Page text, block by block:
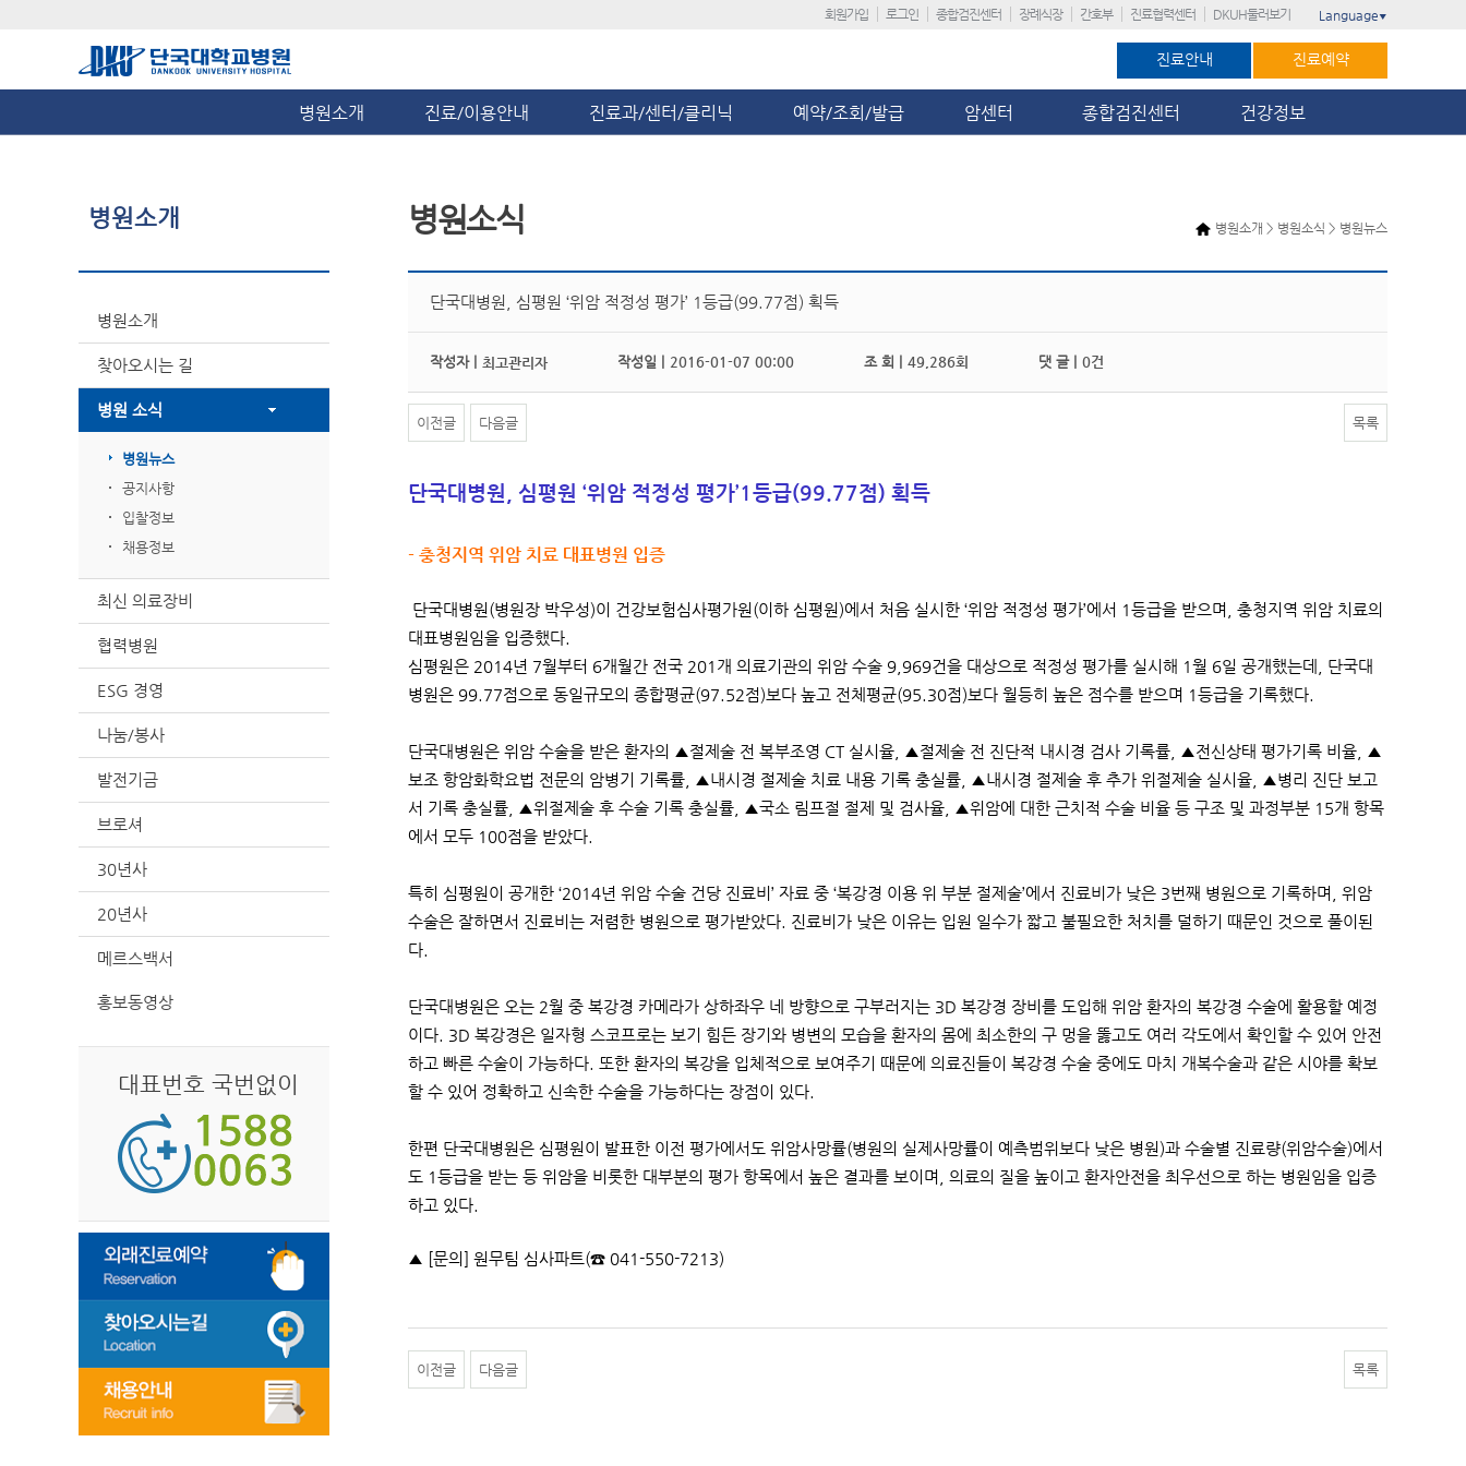
회원가입 로그인 종합검진센터 장례식장 간호부 진료협력센터 DKUH둘러보기 Language ▼
진료안내 진료예약
병원소개 진료/이용안내 진료과/센터/클리닉 예약/조회/발급 암센터 종합검진센터 건강정보
병원소개
병원소개
찾아오시는 길
병원 소식
병원뉴스
공지사항
입찰정보
채용정보
최신 의료장비
협력병원
ESG 경영
나눔/봉사
발전기금
브로셔
30년사
20년사
메르스백서
홍보동영상
대표번호 국번없이
병원소개 > 병원소식 > 병원뉴스
병원소식
단국대병원, 심평원 ‘위암 적정성 평가’ 1등급(99.77점) 획득
작성자 | 최고관리자 작성일 | 2016-01-07 00:00 조 회 | 49,286회 댓 글 | 0건
이전글 다음글 목록
단국대병원, 심평원 ‘위암 적정성 평가’1등급(99.77점) 획득
- 충청지역 위암 치료 대표병원 입증
단국대병원(병원장 박우성)이 건강보험심사평가원(이하 심평원)에서 처음 실시한 ‘위암 적정성 평가’에서 1등급을 받으며, 충청지역 위암 치료의
대표병원임을 입증했다.
심평원은 2014년 7월부터 6개월간 전국 201개 의료기관의 위암 수술 9,969건을 대상으로 적정성 평가를 실시해 1월 6일 공개했는데, 단국대
병원은 99.77점으로 동일규모의 종합평균(97.52점)보다 높고 전체평균(95.30점)보다 월등히 높은 점수를 받으며 1등급을 기록했다.
단국대병원은 위암 수술을 받은 환자의 ▲절제술 전 복부조영 CT 실시율, ▲절제술 전 진단적 내시경 검사 기록률, ▲전신상태 평가기록 비율, ▲
보조 항암화학요법 전문의 암병기 기록률, ▲내시경 절제술 치료 내용 기록 충실률, ▲내시경 절제술 후 추가 위절제술 실시율, ▲병리 진단 보고
서 기록 충실률, ▲위절제술 후 수술 기록 충실률, ▲국소 림프절 절제 및 검사율, ▲위암에 대한 근치적 수술 비율 등 구조 및 과정부분 15개 항목
에서 모두 100점을 받았다.
특히 심평원이 공개한 ‘2014년 위암 수술 건당 진료비’ 자료 중 ‘복강경 이용 위 부분 절제술’에서 진료비가 낮은 3번째 병원으로 기록하며, 위암
수술은 잘하면서 진료비는 저렴한 병원으로 평가받았다. 진료비가 낮은 이유는 입원 일수가 짧고 불필요한 처치를 덜하기 때문인 것으로 풀이된
다.
단국대병원은 오는 2월 중 복강경 카메라가 상하좌우 네 방향으로 구부러지는 3D 복강경 장비를 도입해 위암 환자의 복강경 수술에 활용할 예정
이다. 3D 복강경은 일자형 스코프로는 보기 힘든 장기와 병변의 모습을 환자의 몸에 최소한의 구 멍을 뚫고도 여러 각도에서 확인할 수 있어 안전
하고 빠른 수술이 가능하다. 또한 환자의 복강을 입체적으로 보여주기 때문에 의료진들이 복강경 수술 중에도 마치 개복수술과 같은 시야를 확보
할 수 있어 정확하고 신속한 수술을 가능하다는 장점이 있다.
한편 단국대병원은 심평원이 발표한 이전 평가에서도 위암사망률(병원의 실제사망률이 예측범위보다 낮은 병원)과 수술별 진료량(위암수술)에서
도 1등급을 받는 등 위암을 비롯한 대부분의 평가 항목에서 높은 결과를 보이며, 의료의 질을 높이고 환자안전을 최우선으로 하는 병원임을 입증
하고 있다.
▲ [문의] 원무팀 심사파트(☎ 041-550-7213)
이전글 다음글 목록